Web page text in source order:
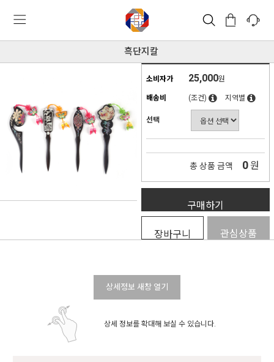
흑단지칼
소비자가 25,000원
배송비 (조건) 지역별
선택
총 상품 금액 0 원
구매하기
장바구니 관심상품
상세정보 새창 열기
상세 정보를 확대해 보실 수 있습니다.